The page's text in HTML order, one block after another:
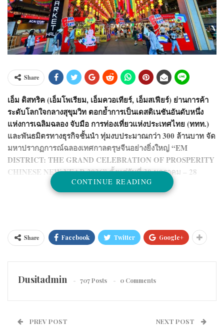
Share
เอ็ม ดิสทริค (เอ็มโพเรียม, เอ็มควอเทียร์, เอ็มสเฟียร์) ย่านการค้า
ระดับโลกใจกลางสุขุมวิท ตอกย้ำการเป็นเดสติเนชันอันดับหนึ่ง
แห่งการเฉลิมฉลอง จับมือ การท่องเที่ยวแห่งประเทศไทย (ททท.)
และพันธมิตรทางธุรกิจชั้นนำ ทุ่มงบประมาณกว่า 300 ล้านบาท จัด
มหาปรากฏการณ์ฉลองเทศกาลตรุษจีนอย่างยิ่งใหญ่ “EM
DISTRICT: THE GRAND CELEBRATION OF PROSPERITY
CHINESE NEW YEAR 2026” ตั้งแต่วันที่ 30 มกราคม – 28
กุมภาพันธ์ 2569 ชูการตลาดเชิงประสบการณ์ (Experiential
Marketing) ปั้น Magnet Event ระดับเวิลด์คลาส ดึงดูดนักท่องเที่ยว
ซื้อภายในประเทศ รับสัญญาณเศรษฐกิจฟื้นตัว และการเติบโต
อย่างต่อเนื่องของภาคการท่องเที่ยวของประเทศไทย
CONTINUE READING
Share Facebook Twitter Google+
Dusitadmin 707 Posts 0 Comments
PREV POST NEXT POST